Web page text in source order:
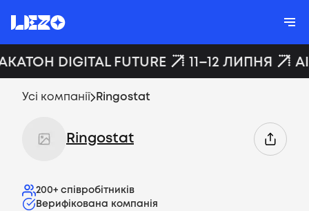
DIGITAL FUTURE 11–12 ЛИПНЯ
Усі компанії Ringostat
Ringostat
200+ співробітників
Верифікована компанія